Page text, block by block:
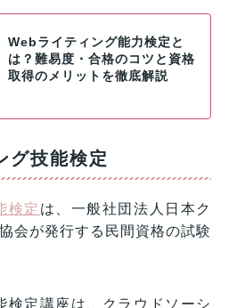
Webライティング能力検定と
は？難易度・合格のコツと資格
取得のメリットを徹底解説
グ技能検定
検定 は、一般社団法人日本ク
会が発行する民間資格の試験
検定講座は、クラウドソーシ